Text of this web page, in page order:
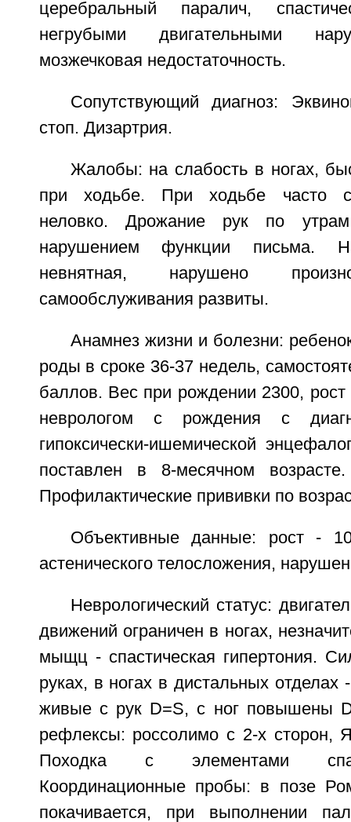
церебральный паралич,
негрубыми двигательными
мозжечковая недостаточность.
Сопутствующий диагноз:
стоп. Дизартрия.
Жалобы: на слабость в ногах,
при ходьбе. При ходьбе часто
неловко. Дрожание рук по
нарушением функции письма.
невнятная, нарушено
самообслуживания развиты.
Анамнез жизни и болезни:
роды в сроке 36-37 недель,
баллов. Вес при рождении 2300,
неврологом с рождения с
гипоксически-ишемической
поставлен в 8-месячном
Профилактические прививки по
Объективные данные: рост -
астенического телосложения,
Неврологический статус:
движений ограничен в ногах,
мыщц - спастическая гипертония.
руках, в ногах в дистальных
живые с рук D=S, с ног повышены
рефлексы: россолимо с 2-х сторон,
Походка с элементами
Координационные пробы: в позе
покачивается, при выполнении